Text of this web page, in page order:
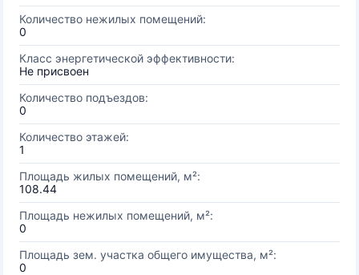
Количество нежилых помещений:
0
Класс энергетической эффективности:
Не присвоен
Количество подъездов:
0
Количество этажей:
1
Площадь жилых помещений, м²:
108.44
Площадь нежилых помещений, м²:
0
Площадь зем. участка общего имущества, м²:
0